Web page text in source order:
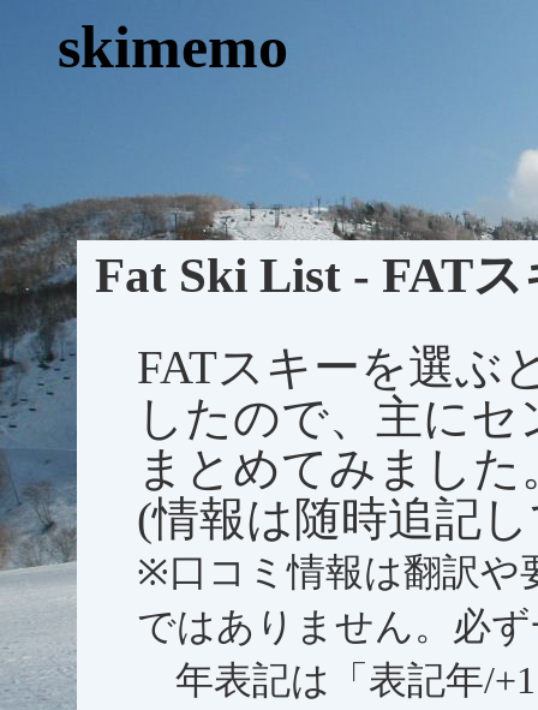
skimemo
Fat Ski List - FAT
FATスキーを選ぶ
したので、主にセ
まとめてみました
(情報は随時追記
※口コミ情報は翻訳や
ではありません。必
年表記は「表記年/